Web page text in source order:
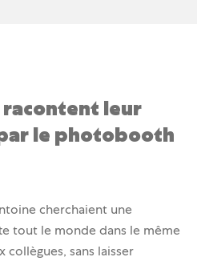
leur
le photobooth
cherchaient une
tout le monde dans le même
collègues, sans laisser